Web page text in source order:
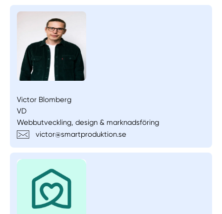
Victor Blomberg
VD
Webbutveckling, design & marknadsföring
victor@smartproduktion.se